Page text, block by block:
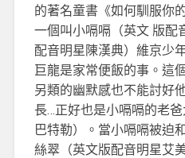
的著名童書《如何馴服你
一個叫小嗝嗝（英文 版配
配音明星陳漢典）維京少
巨龍是家常便飯的事。這
另類的幽默感也不能討好
長…正好也是小嗝嗝的老
巴特勒）。當小嗝嗝被迫
絲翠（英文版配音明星艾